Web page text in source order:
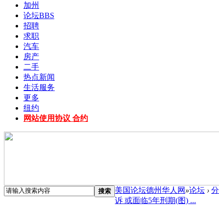
加州
论坛BBS
招聘
求职
汽车
房产
二手
热点新闻
生活服务
更多
纽约
网站使用协议 合约
搜索 美国论坛德州华人网 »论坛 ›
诉 或面临5年刑期(图) ...